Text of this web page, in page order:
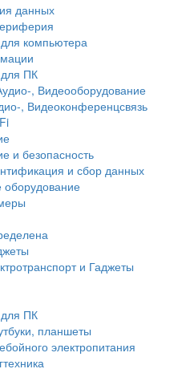
данных
компьютера
ПК
, Видеооборудование
, Видеоконференцсвязь
и безопасность
и сбор данных
и Гаджеты
ПК
планшеты
электропитания